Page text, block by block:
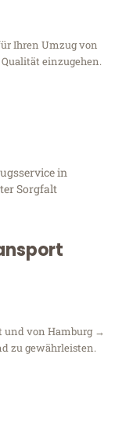
Ihren Umzug von
einzugehen.
in
Sorgfalt
und von Hamburg →
zu gewährleisten.